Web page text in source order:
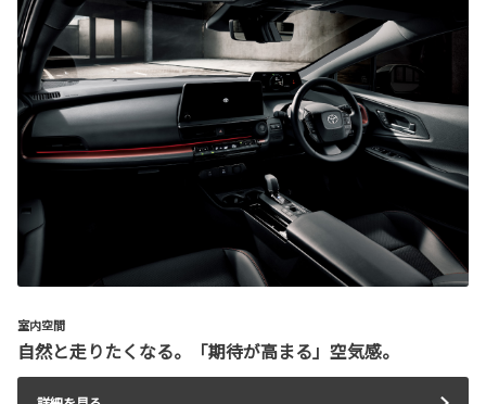
室内空間
自然と走りたくなる。「期待が高まる」空気感。